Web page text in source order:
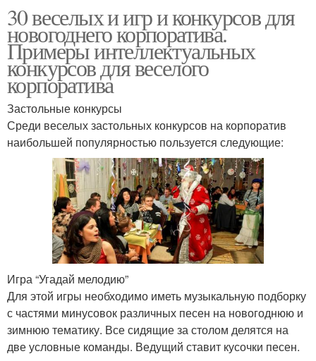
30 веселых и игр и конкурсов для
новогоднего корпоратива.
Примеры интеллектуальных
конкурсов для веселого
корпоратива
Застольные конкурсы
Среди веселых застольных конкурсов на корпоратив
наибольшей популярностью пользуется следующие:
Игра “Угадай мелодию”
Для этой игры необходимо иметь музыкальную подборку
с частями минусовок различных песен на новогоднюю и
зимнюю тематику. Все сидящие за столом делятся на
две условные команды. Ведущий ставит кусочки песен.